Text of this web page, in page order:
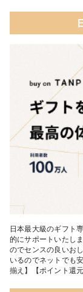
04 ファッション小
05 入浴剤・バスケア
03 ショコラフレ
04 ＜クランチチ
イト 60g
05 葉山のショコ
日本最大級のギフト
的にサポートいたし
のでセンスの良いお
いるのでネットでも
揃え】【ポイント還